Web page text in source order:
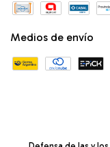
Medios de envío